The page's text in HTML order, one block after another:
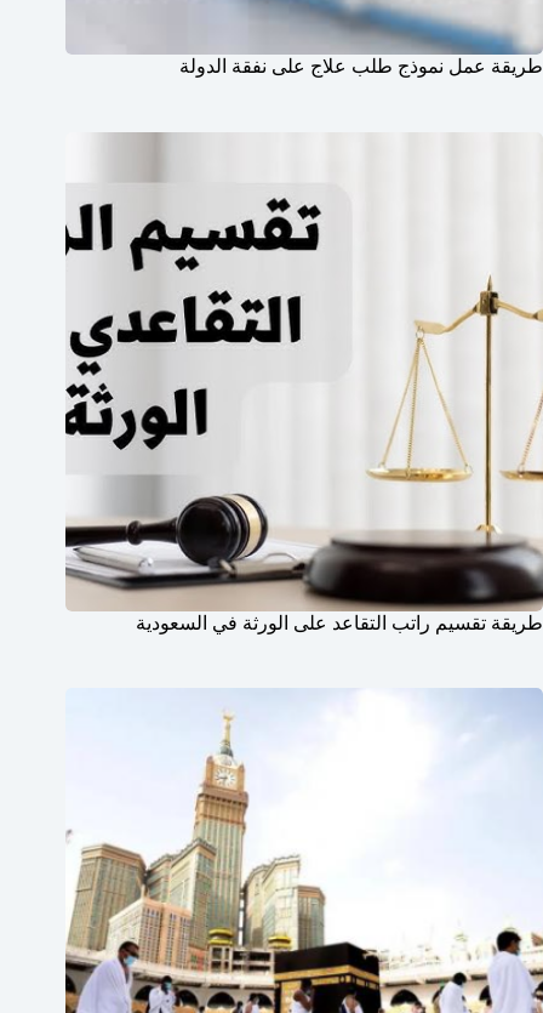
طريقة عمل نموذج طلب علاج على نفقة الدولة
طريقة تقسيم راتب التقاعد على الورثة في السعودية